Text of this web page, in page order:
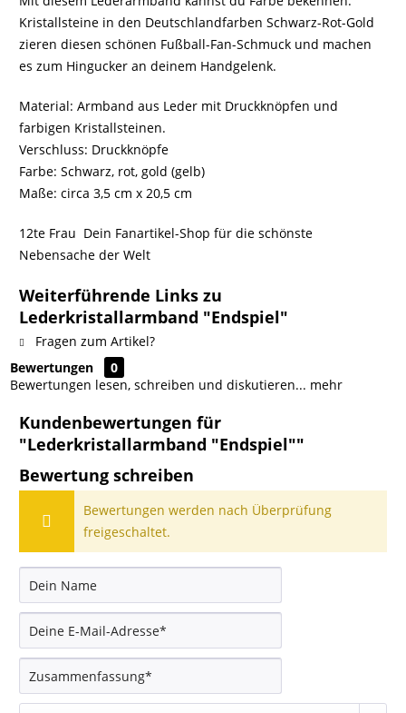
Kristallsteine in den Deutschlandfarben Schwarz-Rot-Gold
zieren diesen schönen Fußball-Fan-Schmuck und machen
es zum Hingucker an deinem Handgelenk.
Material: Armband aus Leder mit Druckknöpfen und
farbigen Kristallsteinen.
Verschluss: Druckknöpfe
Farbe: Schwarz, rot, gold (gelb)
Maße: circa 3,5 cm x 20,5 cm
12te Frau  Dein Fanartikel-Shop für die schönste
Nebensache der Welt
Weiterführende Links zu
Lederkristallarmband "Endspiel"
Fragen zum Artikel?
Bewertungen
0
Bewertungen lesen, schreiben und diskutieren... mehr
Kundenbewertungen für
"Lederkristallarmband "Endspiel""
Bewertung schreiben
Bewertungen werden nach Überprüfung
freigeschaltet.